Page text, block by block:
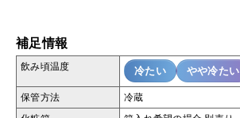
補足情報
飲み頃温度 冷たい やや冷たい
保管方法 冷蔵